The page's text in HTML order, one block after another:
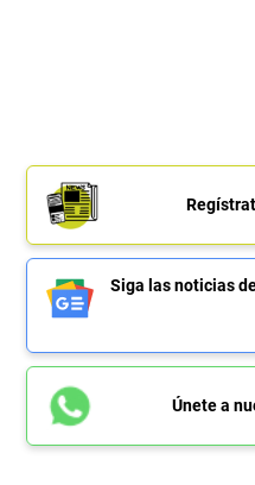
Siga las noticias
Únete a